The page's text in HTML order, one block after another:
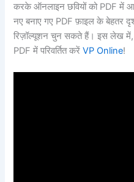
करके ऑनलाइन छवियों को PDF में
नए बनाए गए PDF फ़ाइल के बेहतर
रिज़ॉल्यूशन चुन सकते हैं। इस लेख
PDF में परिवर्तित करेंVP Online!